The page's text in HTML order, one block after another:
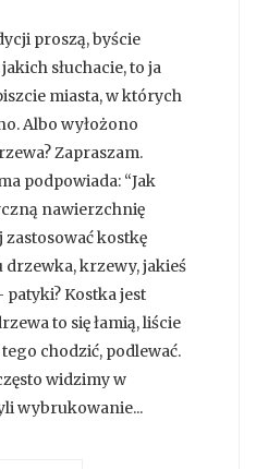
proszą, byście
słuchacie, to ja
miasta, w których
Albo wyłożono
Zapraszam.
podpowiada: “Jak
nawierzchnię
zastosować kostkę
drzewka, krzewy, jakieś
Kostka jest
to się łamią, liście
chodzić, podlewać.
widzimy w
wybrukowanie...